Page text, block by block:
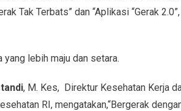
Tak Terbats” dan “Aplikasi “Gerak
yang lebih maju dan setara.
, M. Kes, Direktur Kesehatan Kerja
RI, mengatakan,“Bergerak